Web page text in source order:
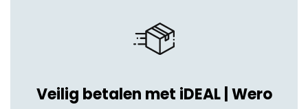
Veilig betalen met iDEAL | Wero